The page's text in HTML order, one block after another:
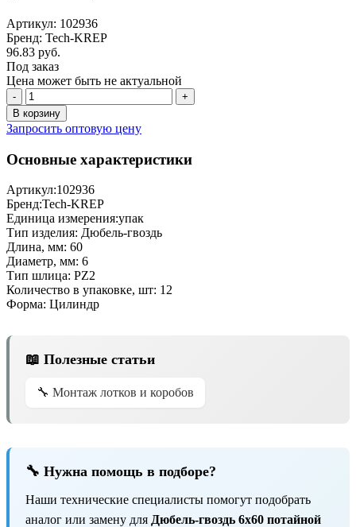
Артикул: 102936
Бренд: Tech-KREP
96.83 руб.
Под заказ
Цена может быть не актуальной
-
+
В корзину
Запросить оптовую цену
Основные характеристики
Артикул:102936
Бренд:Tech-KREP
Единица измерения:упак
Тип изделия: Дюбель-гвоздь
Длина, мм: 60
Диаметр, мм: 6
Тип шлица: PZ2
Количество в упаковке, шт: 12
Форма: Цилиндр
📖 Полезные статьи
🔧 Монтаж лотков и коробов
🔧 Нужна помощь в подборе?
Наши технические специалисты помогут подобрать
аналог или замену для Дюбель-гвоздь 6х60 потайной